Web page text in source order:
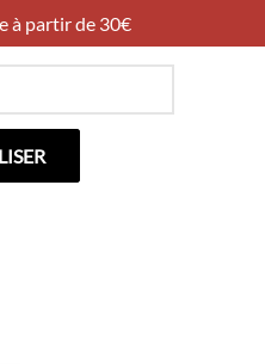
à partir de 30€